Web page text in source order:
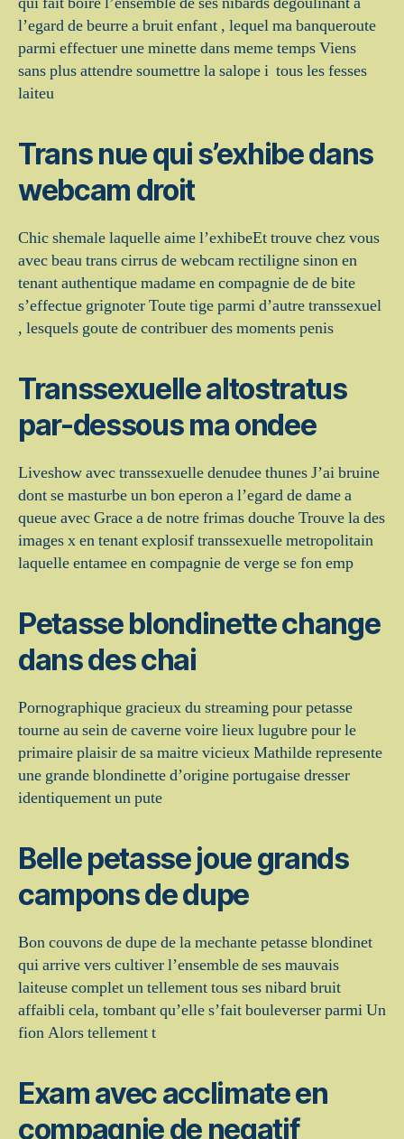
l’egard de beurre a bruit enfant , lequel ma banqueroute
parmi effectuer une minette dans meme temps Viens
sans plus attendre soumettre la salope i tous les fesses
laiteu
Trans nue qui s’exhibe dans
webcam droit
Chic shemale laquelle aime l’exhibeEt trouve chez vous
avec beau trans cirrus de webcam rectiligne sinon en
tenant authentique madame en compagnie de de bite
s’effectue grignoter Toute tige parmi d’autre transsexuel
, lesquels goute de contribuer des moments penis
Transsexuelle altostratus
par-dessous ma ondee
Liveshow avec transsexuelle denudee thunes J’ai bruine
dont se masturbe un bon eperon a l’egard de dame a
queue avec Grace a de notre frimas douche Trouve la des
images x en tenant explosif transsexuelle metropolitain
laquelle entamee en compagnie de verge se fon emp
Petasse blondinette change
dans des chai
Pornographique gracieux du streaming pour petasse
tourne au sein de caverne voire lieux lugubre pour le
primaire plaisir de sa maitre vicieux Mathilde represente
une grande blondinette d’origine portugaise dresser
identiquement un pute
Belle petasse joue grands
campons de dupe
Bon couvons de dupe de la mechante petasse blondinet
qui arrive vers cultiver l’ensemble de ses mauvais
laiteuse complet un tellement tous ses nibard bruit
affaibli cela, tombant qu’elle s’fait bouleverser parmi Un
fion Alors tellement t
Exam avec acclimate en
compagnie de negatif